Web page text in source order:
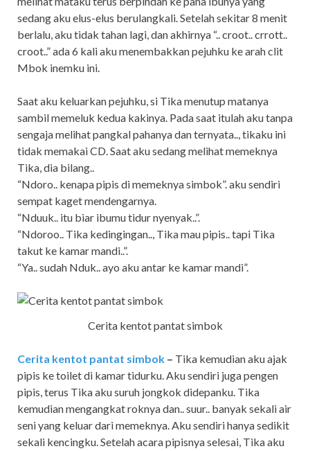
sedang aku elus-elus berulangkali. Setelah sekitar 8 menit
berlalu, aku tidak tahan lagi, dan akhirnya “.. croot.. crrott..
croot..” ada 6 kali aku menembakkan pejuhku ke arah clit
Mbok inemku ini.
Saat aku keluarkan pejuhku, si Tika menutup matanya
sambil memeluk kedua kakinya. Pada saat itulah aku tanpa
sengaja melihat pangkal pahanya dan ternyata.., tikaku ini
tidak memakai CD. Saat aku sedang melihat memeknya
Tika, dia bilang..
“Ndoro.. kenapa pipis di memeknya simbok”. aku sendiri
sempat kaget mendengarnya.
“Nduuk.. itu biar ibumu tidur nyenyak..”.
“Ndoroo.. Tika kedingingan.., Tika mau pipis.. tapi Tika
takut ke kamar mandi..”.
“Ya.. sudah Nduk.. ayo aku antar ke kamar mandi”.
Cerita kentot pantat simbok
Cerita kentot pantat simbok – Tika kemudian aku ajak
pipis ke toilet di kamar tidurku. Aku sendiri juga pengen
pipis, terus Tika aku suruh jongkok didepanku. Tika
kemudian mengangkat roknya dan.. suur.. banyak sekali air
seni yang keluar dari memeknya. Aku sendiri hanya sedikit
sekali kencingku. Setelah acara pipisnya selesai, Tika aku